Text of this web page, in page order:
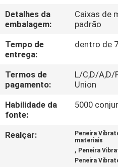
CONTROLE
DA
QUALIDADE
CONTACTE-
NOS
UMAS
Detalhes da
embalagem:
Caixas de
padrão
Tempo de
entrega:
dentro de
Termos de
pagamento:
L/C,D/A,D/
Union
Habilidade da
fonte:
5000
Realçar:
Peneira
materiais
, Peneira
Peneira